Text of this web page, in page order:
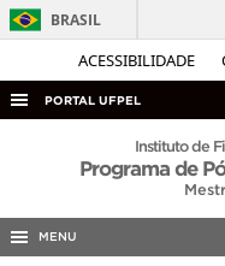
ACESSIBILIDADE
BRASIL
PORTAL UFPEL
ACESSO À INFORMAÇÃO
AUDITORIA
Instituto de
Programa de
MENU